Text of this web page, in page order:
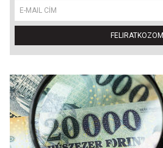
FELIRATKOZOM